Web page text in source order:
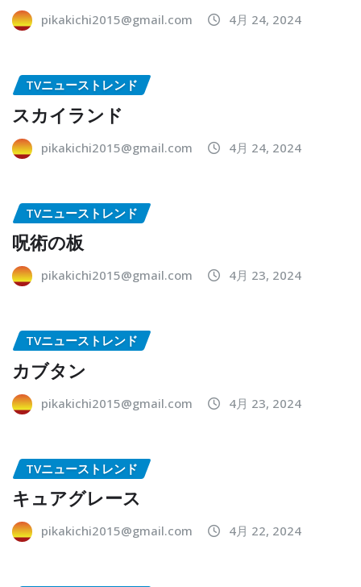
pikakichi2015@gmail.com 4月 24, 2024
TVニューストレンド
スカイランド
pikakichi2015@gmail.com 4月 24, 2024
TVニューストレンド
呪術の板
pikakichi2015@gmail.com 4月 23, 2024
TVニューストレンド
カブタン
pikakichi2015@gmail.com 4月 23, 2024
TVニューストレンド
キュアグレース
pikakichi2015@gmail.com 4月 22, 2024